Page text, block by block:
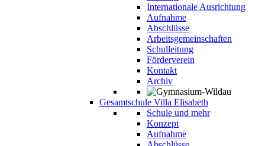
Internationale Ausrichtung
Aufnahme
Abschlüsse
Arbeitsgemeinschaften
Schulleitung
Förderverein
Kontakt
Archiv
Gesamtschule Villa Elisabeth
Schule und mehr
Konzept
Aufnahme